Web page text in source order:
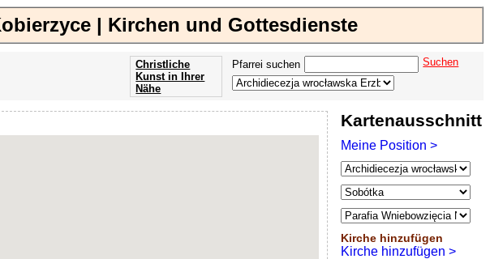
| Kirchen und Gottesdienste
Pfarrei suchen Suchen
Christliche
Kunst in Ihrer
Nähe
Offenbarung
der Apokalypse
des Johannes
Kartenausschnitt
Meine Position >
Kirche hinzufügen
Kirche hinzufügen >